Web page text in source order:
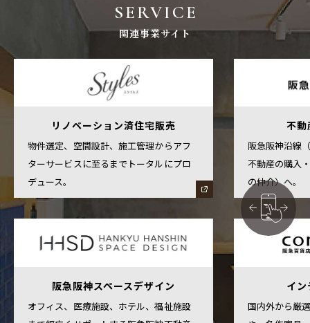
SERVICE
関連事業サイト
リノベーション済住宅販売
物件選定、空間設計、施工管理からアフ
ターサービスに至るまでトータルにプロ
デュース。
不動
阪急阪神沿線
不動産の購入
の仲介〉へ。
阪急阪神スペースデザイン
オフィス、医療施設、ホテル、福祉施設
イ
国内外から厳